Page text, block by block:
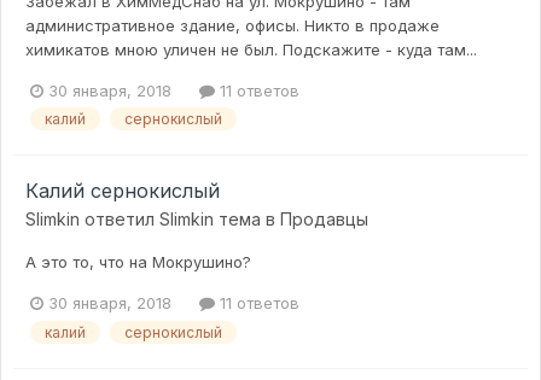
административное здание, офисы. Никто в продаже
химикатов мною уличен не был. Подскажите - куда там...
30 января, 2018 11 ответов
калий сернокислый
Калий сернокислый
Slimkin ответил Slimkin тема в Продавцы
А это то, что на Мокрушино?
30 января, 2018 11 ответов
калий сернокислый